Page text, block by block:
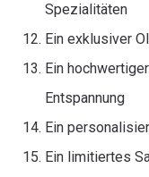
Spezialitäten
Ein exklusiver
Ein
Entspannung
Ein
Ein limitiertes